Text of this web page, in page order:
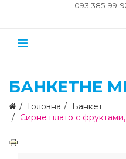
093 385-99-
БАНКЕТНЕ
Головна
Банкет
Сирне плато с